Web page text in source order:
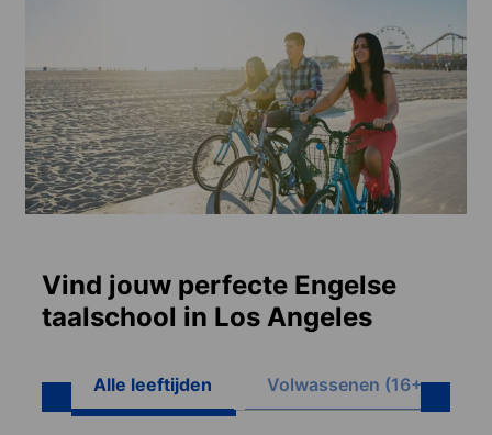
Vind jouw perfecte Engelse
taalschool in Los Angeles
Alle leeftijden Volwassenen (16+)